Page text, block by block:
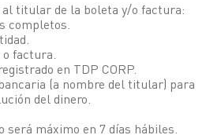
titular de la boleta y/o factura:
completos.
factura.
en TDP CORP.
(a nombre del titular) para
del dinero.
será máximo en 7 días hábiles.